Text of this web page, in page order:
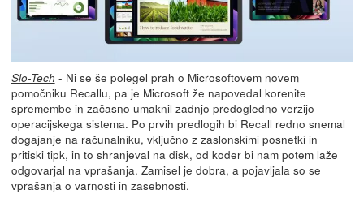
Slo-Tech - Ni se še polegel prah o Microsoftovem novem
pomočniku Recallu, pa je Microsoft že napovedal korenite
spremembe in začasno umaknil zadnjo predogledno verzijo
operacijskega sistema. Po prvih predlogih bi Recall redno snemal
dogajanje na računalniku, vključno z zaslonskimi posnetki in
pritiski tipk, in to shranjeval na disk, od koder bi nam potem laže
odgovarjal na vprašanja. Zamisel je dobra, a pojavljala so se
vprašanja o varnosti in zasebnosti.